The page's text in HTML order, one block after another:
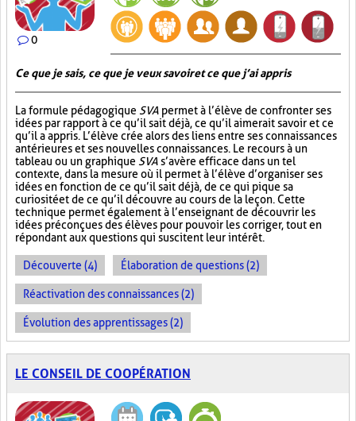
0
Ce que je sais, ce que je veux savoir et ce que j’ai appris
La formule pédagogique SVA permet à l’élève de confronter ses
idées par rapport à ce qu’il sait déjà, ce qu’il aimerait savoir et ce
qu’il a appris. L’élève crée alors des liens entre ses connaissances
antérieures et ses nouvelles connaissances. Le recours à un
tableau ou un graphique SVA s’avère efficace dans un tel
contexte, dans la mesure où il permet à l’élève d’organiser ses
idées en fonction de ce qu’il sait déjà, de ce qui pique sa
curiosité et de ce qu’il découvre au cours de la leçon. Cette
technique permet également à l’enseignant de découvrir les
idées préconçues des élèves pour pouvoir les corriger, tout en
répondant aux questions qui suscitent leur intérêt.
Découverte (4) Élaboration de questions (2)
Réactivation des connaissances (2)
Évolution des apprentissages (2)
LE CONSEIL DE COOPÉRATION